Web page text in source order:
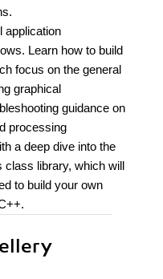
application
Learn how to build
focus on the general
graphical
guidance on
processing
a deep dive into the
class library, which will
to build your own